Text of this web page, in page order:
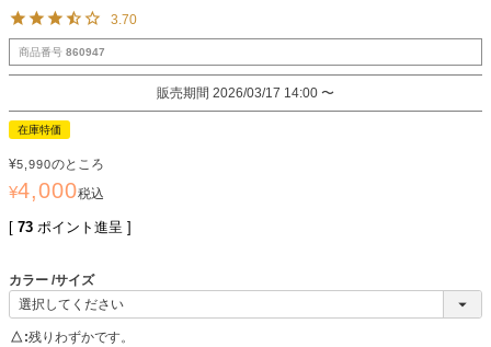
3.70
商品番号 860947
販売期間 2026/03/17 14:00 〜
在庫特価
¥5,990のところ
¥4,000税込
[ 73 ポイント進呈 ]
カラー サイズ
△ 残りわずかです。